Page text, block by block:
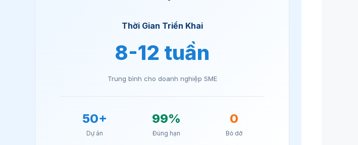
Thời Gian Triển Khai
8-12 tuần
Trung bình cho doanh nghiệp SME
50+
Dự án
99%
Đúng hạn
0
Bỏ dở